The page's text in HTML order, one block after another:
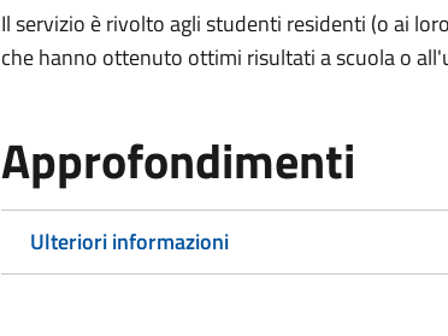
Il servizio è rivolto agli studenti residenti (o ai
che hanno ottenuto ottimi risultati a scuola o
Approfondimenti
Ulteriori informazioni